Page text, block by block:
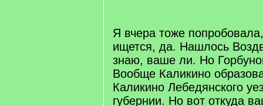
Я вчера тоже
ищется, да. Нашлось
знаю, ваше ли. Но
Вообще Каликино
Каликино Лебедянского
губернии. Но вот откуда